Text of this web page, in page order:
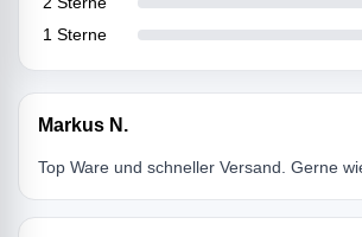
1 Sterne
Markus N.
Top Ware und schneller Versand. Gerne